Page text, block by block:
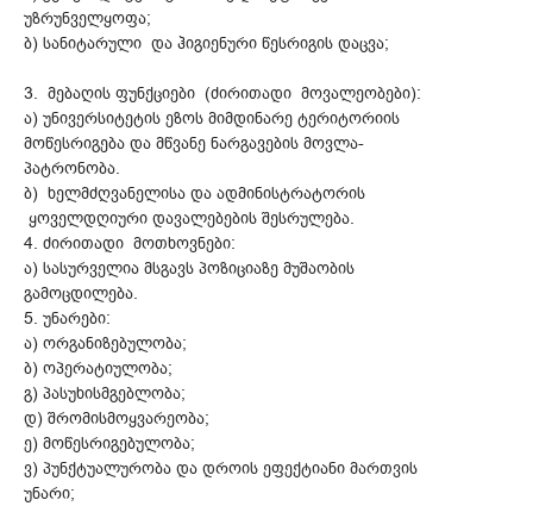
უზრუნველყოფა;
ბ) სანიტარული და ჰიგიენური წესრიგის დაცვა;
3. მებაღის ფუნქციები (ძირითადი მოვალეობები):
ა) უნივერსიტეტის ეზოს მიმდინარე ტერიტორიის
მოწესრიგება და მწვანე ნარგავების მოვლა-
პატრონობა.
ბ) ხელმძღვანელისა და ადმინისტრატორის
ყოველდღიური დავალებების შესრულება.
4. ძირითადი მოთხოვნები:
ა) სასურველია მსგავს პოზიციაზე მუშაობის
გამოცდილება.
5. უნარები:
ა) ორგანიზებულობა;
ბ) ოპერატიულობა;
გ) პასუხისმგებლობა;
დ) შრომისმოყვარეობა;
ე) მოწესრიგებულობა;
ვ) პუნქტუალურობა და დროის ეფექტიანი მართვის
უნარი;